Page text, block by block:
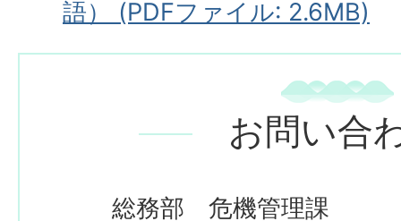
語） (PDFファイル: 2.6MB)
お問い合
総務部 危機管理課